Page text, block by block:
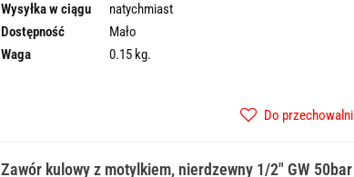
Wysyłka w ciągu
natychmiast
Dostępność
Mało
Waga
0.15 kg.
Do przechowalni
Zawór kulowy z motylkiem, nierdzewny 1/2" GW 50bar